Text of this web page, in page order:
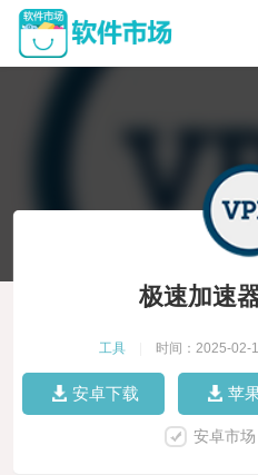
极速加速
工具 时间：2025-02-
安卓下载 苹
安卓市